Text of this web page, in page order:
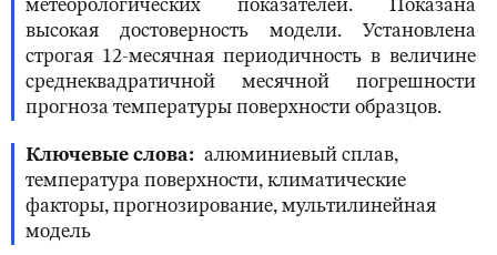
метеорологических показателей. Показана
высокая достоверность модели. Установлена
строгая 12-месячная периодичность в величине
среднеквадратичной месячной погрешности
прогноза температуры поверхности образцов.
Ключевые слова
алюминиевый сплав,
температура поверхности, климатические
факторы, прогнозирование, мультилинейная
модель